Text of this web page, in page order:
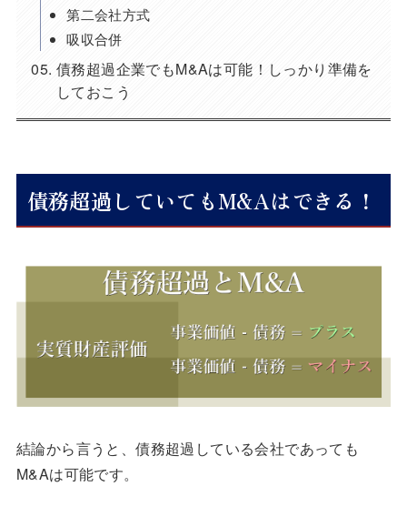
第二会社方式
吸収合併
債務超過企業でもM&Aは可能！しっかり準備を
しておこう
債務超過していてもM&Aはできる！
結論から言うと、債務超過している会社であっても
M&Aは可能です。